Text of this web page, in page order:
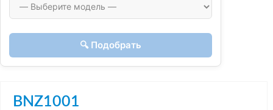
🔍 Подобрать
BNZ1001